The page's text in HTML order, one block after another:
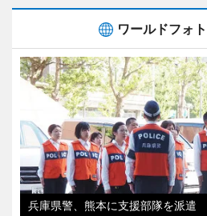
ワールドフォ
兵庫県警、熊本に支援部隊を派遣